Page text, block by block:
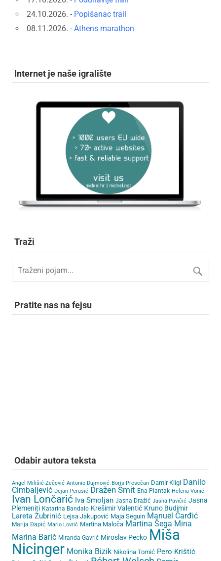
24.10.2026. - Popišanac trail
08.11.2026. - Athens marathon
Internet je naše igralište
Traži
Pratite nas na fejsu
Odabir autora teksta
Angel Milišić-Zečević Antonio Dujmović Boris Presečan Damir Kligl Danilo
Cimbaljević Dejan Perasić Dražen Šmit Ena Plantak Helena Vonić
Ivan Lončarić Iva Smoljan Jasna Dražić Jasna Pavičić Jasna
Plemeniti Katarina Bandalo Krešimir Valentić Kruno Budimir
Lareta Žubrinić Lejsa Jakupović Maja Seguin Manuel Čarđić
Marija Đapić Mario Lovrić Martina Maloča Martina Šega Mina
Marina Barić Miranda Gavrić Miroslav Pecko Miša
Nicinger Monika Bizik Nikolina Tomić Pero Krištić